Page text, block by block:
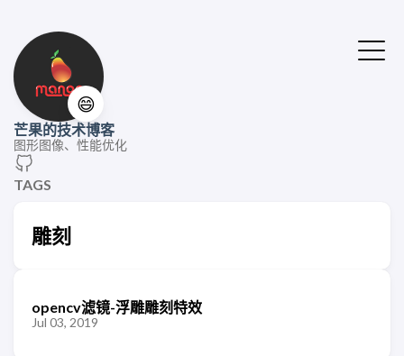
😄
芒果的技术博客
图形图像、性能优化
TAGS
雕刻
opencv滤镜-浮雕雕刻特效
Jul 03, 2019